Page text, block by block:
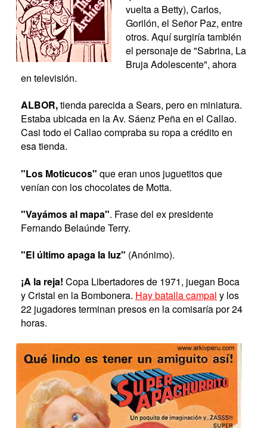
vuelta a Betty), Carlos,
Gorilón, el Señor Paz, entre
otros. Aquí surgiría también
el personaje de "Sabrina, La
Bruja Adolescente", ahora
en televisión.
ALBOR,tienda parecida a Sears, pero en miniatura.
Estaba ubicada en la Av. Sáenz Peña en el Callao.
Casi todo el Callao compraba su ropa a crédito en
esa tienda.
"Los Moticucos" que eran unos juguetitos que
venían con los chocolates de Motta.
"Vayámos al mapa". Frase del ex presidente
Fernando Belaúnde Terry.
"El último apaga la luz" (Anónimo).
¡A la reja! Copa Libertadores de 1971, juegan Boca
y Cristal en la Bombonera. Hay batalla campal y los
22 jugadores terminan presos en la comisaría por 24
horas.